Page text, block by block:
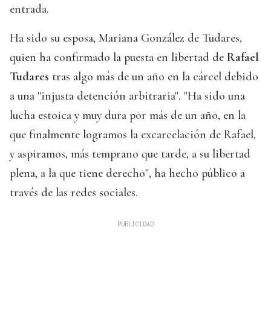
entrada.
Ha sido su esposa, Mariana González de Tudares,
quien ha confirmado la puesta en libertad de Rafael
Tudares tras algo más de un año en la cárcel debido
a una "injusta detención arbitraria". "Ha sido una
lucha estoica y muy dura por más de un año, en la
que finalmente logramos la excarcelación de Rafael,
y aspiramos, más temprano que tarde, a su libertad
plena, a la que tiene derecho", ha hecho público a
través de las redes sociales.